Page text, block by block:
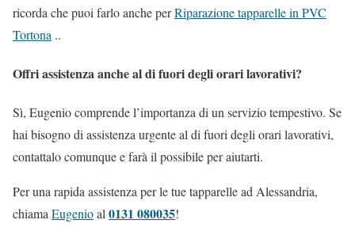
ricorda che puoi farlo anche perRiparazione tapparelle in PVC
Tortona ..
Offri assistenza anche al di fuori degli orari lavorativi?
Sì, Eugenio comprende l’importanza di un servizio tempestivo. Se
hai bisogno di assistenza urgente al di fuori degli orari lavorativi,
contattalo comunque e farà il possibile per aiutarti.
Per una rapida assistenza per le tue tapparelle ad Alessandria,
chiamaEugenioal0131 080035!